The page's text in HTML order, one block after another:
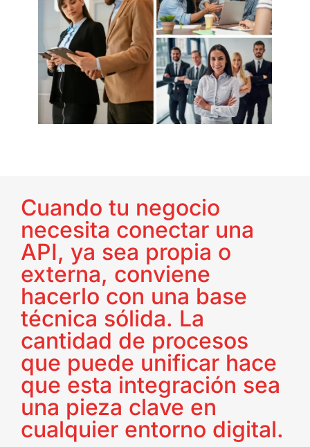
Cuando tu negocio
necesita conectar una
API, ya sea propia o
externa, conviene
hacerlo con una base
técnica sólida. La
cantidad de procesos
que puede unificar hace
que esta integración sea
una pieza clave en
cualquier entorno digital.